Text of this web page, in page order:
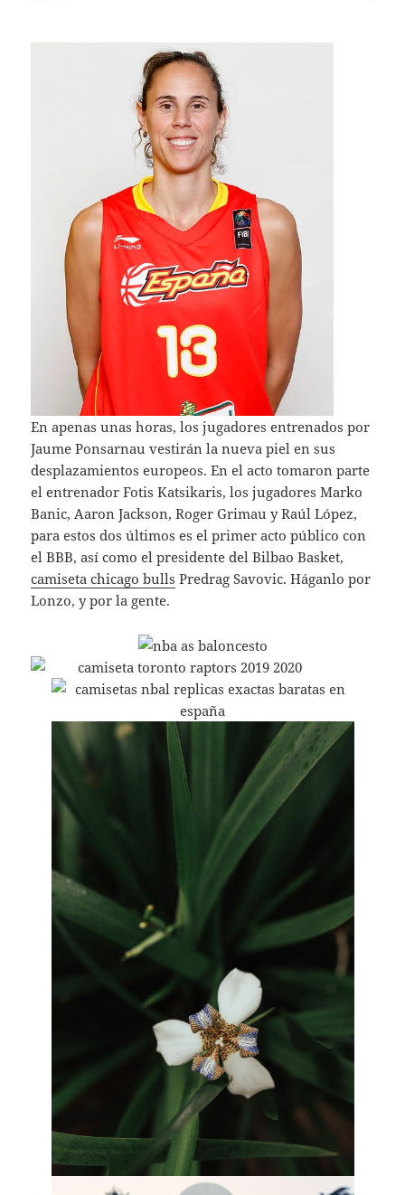
En apenas unas horas, los jugadores entrenados por
Jaume Ponsarnau vestirán la nueva piel en sus
desplazamientos europeos. En el acto tomaron parte
el entrenador Fotis Katsikaris, los jugadores Marko
Banic, Aaron Jackson, Roger Grimau y Raúl López,
para estos dos últimos es el primer acto público con
el BBB, así como el presidente del Bilbao Basket,
camiseta chicago bulls Predrag Savovic. Háganlo por
Lonzo, y por la gente.